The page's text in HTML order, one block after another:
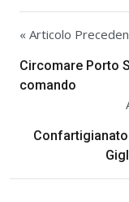
« Articolo
Circomare Porto
comando